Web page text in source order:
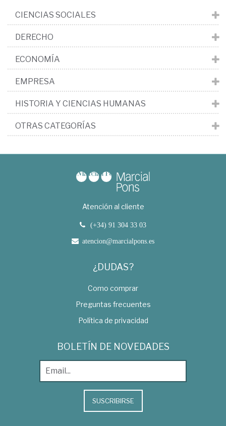
CIENCIAS SOCIALES
DERECHO
ECONOMÍA
EMPRESA
HISTORIA Y CIENCIAS HUMANAS
OTRAS CATEGORÍAS
Atención al cliente
(+34) 91 304 33 03
atencion@marcialpons.es
¿DUDAS?
Como comprar
Preguntas frecuentes
Política de privacidad
BOLETÍN DE NOVEDADES
SUSCRIBIRSE